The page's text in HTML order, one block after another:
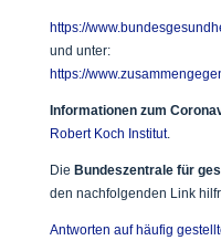
https://
und unter:
https://
Informationen zum
Robert Koch Institut.
Die Bundeszentrale für
den nachfolgenden Link
Antworten auf häufig